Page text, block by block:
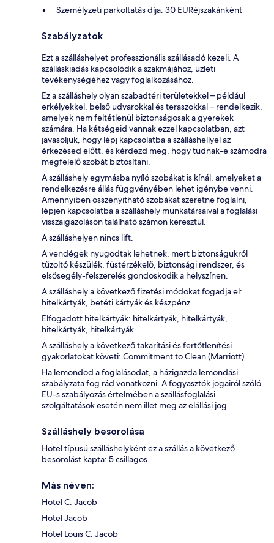
Személyzeti parkoltatás díja: 30 EURéjszakánként
Szabályzatok
Ezt a szálláshelyet professzionális szállásadó kezeli. A
szálláskiadás kapcsolódik a szakmájához, üzleti
tevékenységéhez vagy foglalkozásához.
Ez a szálláshely olyan szabadtéri területekkel – például
erkélyekkel, belső udvarokkal és teraszokkal – rendelkezik,
amelyek nem feltétlenül biztonságosak a gyerekek
számára. Ha kétségeid vannak ezzel kapcsolatban, azt
javasoljuk, hogy lépj kapcsolatba a szálláshellyel az
érkezésed előtt, és kérdezd meg, hogy tudnak-e számodra
megfelelő szobát biztosítani.
A szálláshely egymásba nyíló szobákat is kínál, amelyeket a
rendelkezésre állás függvényében lehet igénybe venni.
Amennyiben összenyitható szobákat szeretne foglalni,
lépjen kapcsolatba a szálláshely munkatársaival a foglalási
visszaigazoláson található számon keresztül.
A szálláshelyen nincs lift.
A vendégek nyugodtak lehetnek, mert biztonságukról
tűzoltó készülék, füstérzékelő, biztonsági rendszer, és
elsősegély-felszerelés gondoskodik a helyszínen.
A szálláshely a következő fizetési módokat fogadja el:
hitelkártyák, betéti kártyák és készpénz.
Elfogadott hitelkártyák: hitelkártyák, hitelkártyák,
hitelkártyák, hitelkártyák
A szálláshely a következő takarítási és fertőtlenítési
gyakorlatokat követi: Commitment to Clean (Marriott).
Ha lemondod a foglalásodat, a házigazda lemondási
szabályzata fog rád vonatkozni. A fogyasztók jogairól szóló
EU-s szabályozás értelmében a szállásfoglalási
szolgáltatások esetén nem illet meg az elállási jog.
Szálláshely besorolása
Hotel típusú szálláshelyként ez a szállás a következő
besorolást kapta: 5 csillagos.
Más néven:
Hotel C. Jacob
Hotel Jacob
Hotel Louis C. Jacob